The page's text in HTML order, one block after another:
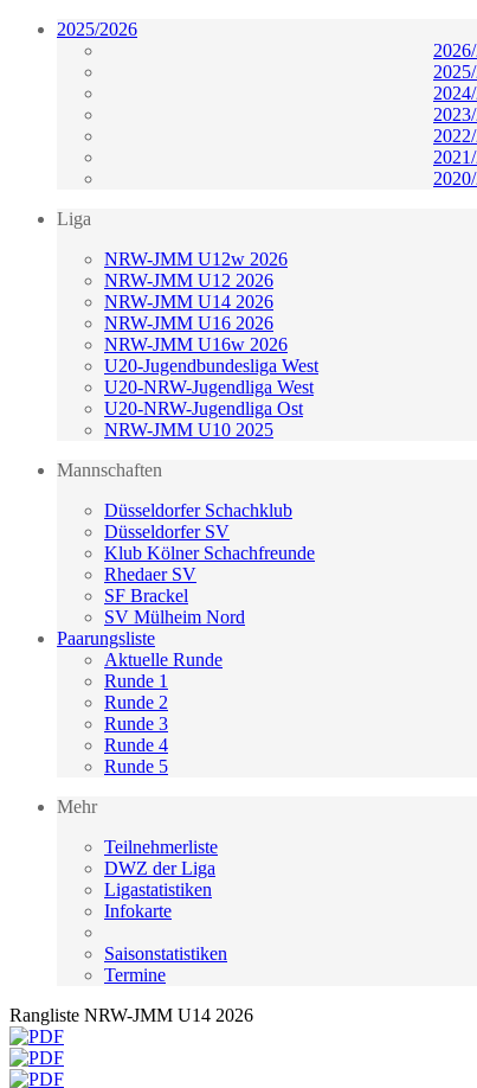
2025/2026
Liga
NRW-JMM U12w 2026
NRW-JMM U12 2026
NRW-JMM U14 2026
NRW-JMM U16 2026
NRW-JMM U16w 2026
U20-Jugendbundesliga West
U20-NRW-Jugendliga West
U20-NRW-Jugendliga Ost
NRW-JMM U10 2025
Mannschaften
Düsseldorfer Schachklub
Düsseldorfer SV
Klub Kölner Schachfreunde
Rhedaer SV
SF Brackel
SV Mülheim Nord
Paarungsliste
Aktuelle Runde
Runde 1
Runde 2
Runde 3
Runde 4
Runde 5
Mehr
Teilnehmerliste
DWZ der Liga
Ligastatistiken
Infokarte
Saisonstatistiken
Termine
Rangliste NRW-JMM U14 2026